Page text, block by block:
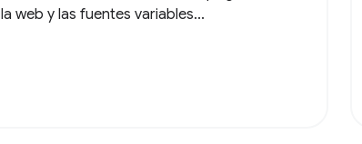
la web y las fuentes variables...